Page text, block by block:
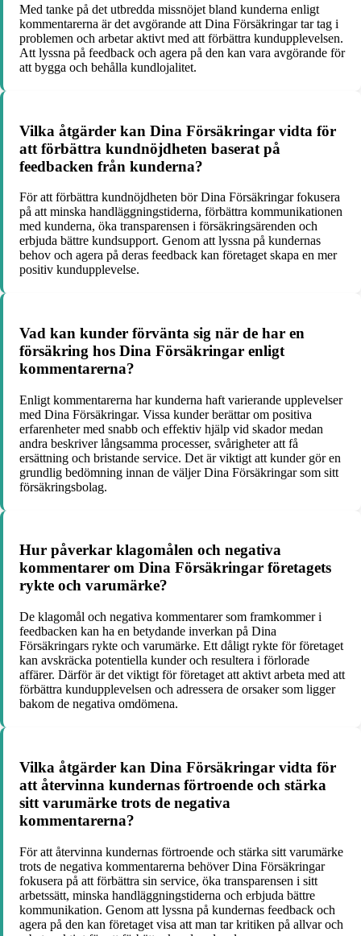
Med tanke på det utbredda missnöjet bland kunderna enligt
kommentarerna är det avgörande att Dina Försäkringar tar tag i
problemen och arbetar aktivt med att förbättra kundupplevelsen.
Att lyssna på feedback och agera på den kan vara avgörande för
att bygga och behålla kundlojalitet.
Vilka åtgärder kan Dina Försäkringar vidta för
att förbättra kundnöjdheten baserat på
feedbacken från kunderna?
För att förbättra kundnöjdheten bör Dina Försäkringar fokusera
på att minska handläggningstiderna, förbättra kommunikationen
med kunderna, öka transparensen i försäkringsärenden och
erbjuda bättre kundsupport. Genom att lyssna på kundernas
behov och agera på deras feedback kan företaget skapa en mer
positiv kundupplevelse.
Vad kan kunder förvänta sig när de har en
försäkring hos Dina Försäkringar enligt
kommentarerna?
Enligt kommentarerna har kunderna haft varierande upplevelser
med Dina Försäkringar. Vissa kunder berättar om positiva
erfarenheter med snabb och effektiv hjälp vid skador medan
andra beskriver långsamma processer, svårigheter att få
ersättning och bristande service. Det är viktigt att kunder gör en
grundlig bedömning innan de väljer Dina Försäkringar som sitt
försäkringsbolag.
Hur påverkar klagomålen och negativa
kommentarer om Dina Försäkringar företagets
rykte och varumärke?
De klagomål och negativa kommentarer som framkommer i
feedbacken kan ha en betydande inverkan på Dina
Försäkringars rykte och varumärke. Ett dåligt rykte för företaget
kan avskräcka potentiella kunder och resultera i förlorade
affärer. Därför är det viktigt för företaget att aktivt arbeta med att
förbättra kundupplevelsen och adressera de orsaker som ligger
bakom de negativa omdömena.
Vilka åtgärder kan Dina Försäkringar vidta för
att återvinna kundernas förtroende och stärka
sitt varumärke trots de negativa
kommentarerna?
För att återvinna kundernas förtroende och stärka sitt varumärke
trots de negativa kommentarerna behöver Dina Försäkringar
fokusera på att förbättra sin service, öka transparensen i sitt
arbetssätt, minska handläggningstiderna och erbjuda bättre
kommunikation. Genom att lyssna på kundernas feedback och
agera på den kan företaget visa att man tar kritiken på allvar och